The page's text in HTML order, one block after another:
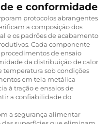
e conformidade
protocolos abrangentes
a composição dos
e os padrões de acabamento
Cada componente
de ensaio
da distribuição de calor
temperatura sob condições
em tela metálica
à tração e ensaios de
a confiabilidade do
a segurança alimentar